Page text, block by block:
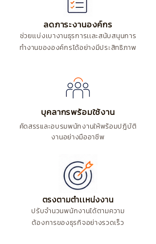
ลดภาระงานองค์กร
ช่วยเเบ่งเบางานธุรการเเละสนับสนุนการ
ทำงานขององค์กรได้อย่างมีประสิทธิภาพ
บุคลากรพร้อมใช้งาน
คัดสรรและอบรมพนักงานให้พร้อมปฎิบัติ
งานอย่างมืออาชีพ
ตรงตามตำเเหน่งงาน
ปรับจำนวนพนักงานได้ตามความ
ต้องการของธุรกิจอย่างรวดเร็ว